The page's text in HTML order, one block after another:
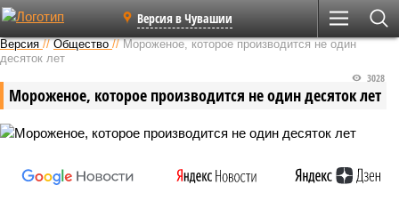
Версия в Чувашии
Версия //Общество //Мороженое, которое производится не один
десяток лет
Мороженое, которое производится не один десяток лет
3028